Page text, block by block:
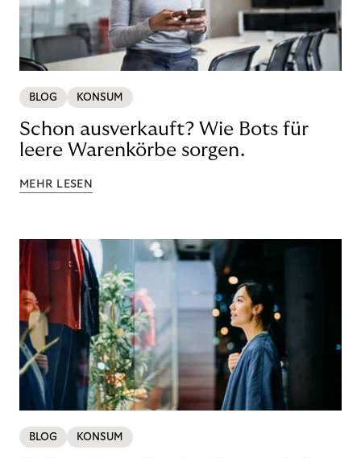
BLOG KONSUM
Schon ausverkauft? Wie Bots für
leere Warenkörbe sorgen.
MEHR LESEN
BLOG KONSUM